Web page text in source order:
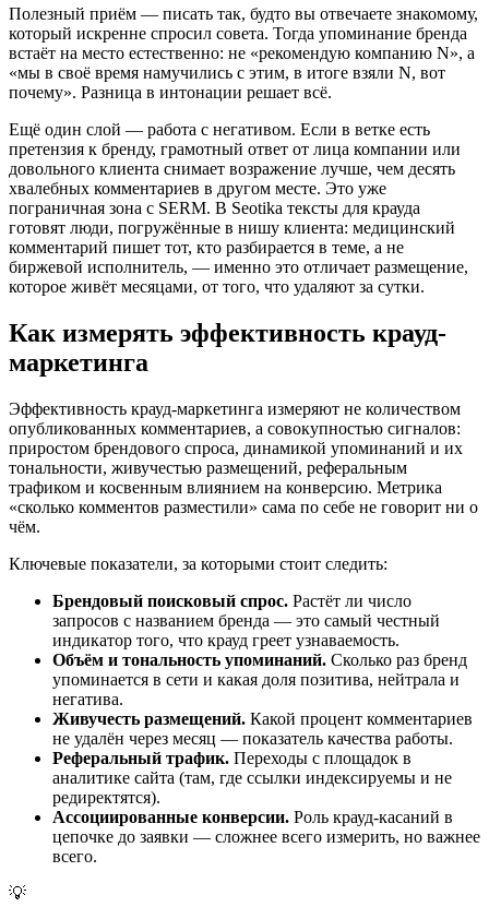
Полезный приём — писать так, будто вы отвечаете знакомому,
который искренне спросил совета. Тогда упоминание бренда
встаёт на место естественно: не «рекомендую компанию N», а
«мы в своё время намучились с этим, в итоге взяли N, вот
почему». Разница в интонации решает всё.
Ещё один слой — работа с негативом. Если в ветке есть
претензия к бренду, грамотный ответ от лица компании или
довольного клиента снимает возражение лучше, чем десять
хвалебных комментариев в другом месте. Это уже
пограничная зона с SERM. В Seotika тексты для крауда
готовят люди, погружённые в нишу клиента: медицинский
комментарий пишет тот, кто разбирается в теме, а не
биржевой исполнитель, — именно это отличает размещение,
которое живёт месяцами, от того, что удаляют за сутки.
Как измерять эффективность крауд-
маркетинга
Эффективность крауд-маркетинга измеряют не количеством
опубликованных комментариев, а совокупностью сигналов:
приростом брендового спроса, динамикой упоминаний и их
тональности, живучестью размещений, реферальным
трафиком и косвенным влиянием на конверсию. Метрика
«сколько комментов разместили» сама по себе не говорит ни о
чём.
Ключевые показатели, за которыми стоит следить:
Брендовый поисковый спрос. Растёт ли число
запросов с названием бренда — это самый честный
индикатор того, что крауд греет узнаваемость.
Объём и тональность упоминаний. Сколько раз бренд
упоминается в сети и какая доля позитива, нейтрала и
негатива.
Живучесть размещений. Какой процент комментариев
не удалён через месяц — показатель качества работы.
Реферальный трафик. Переходы с площадок в
аналитике сайта (там, где ссылки индексируемы и не
редиректятся).
Ассоциированные конверсии. Роль крауд-касаний в
цепочке до заявки — сложнее всего измерить, но важнее
всего.
💡